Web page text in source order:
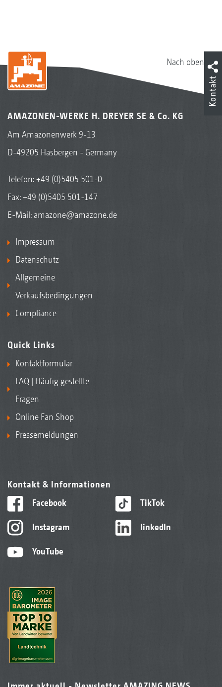
Keilringwalze mit Matrixreifenprofil KWM 600 mm
Keilringwalze mit Matrixreifenprofil KWM 650 mm
Doppel-Disc-U-Profilwalze DDU 600 mm
Nach oben
AMAZONEN-WERKE H. DREYER SE & Co. KG
Am Amazonenwerk 9-13
D-49205 Hasbergen - Germany
Telefon:+49 (0)5405 501-0
Fax: +49 (0)5405 501-147
E-Mail: amazone@amazone.de
Impressum
Datenschutz
Allgemeine
Verkaufsbedingungen
Compliance
Quick Links
Kontaktformular
FAQ | Häufig gestellte
Fragen
Online Fan Shop
Pressemeldungen
Kontakt & Informationen
Facebook
Instagram
YouTube
TikTok
linkedIn
Kontakt